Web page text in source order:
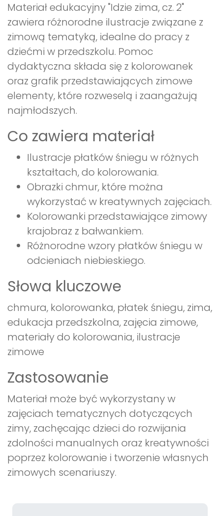
Materiał edukacyjny "Idzie zima, cz. 2"
zawiera różnorodne ilustracje związane z
zimową tematyką, idealne do pracy z
dziećmi w przedszkolu. Pomoc
dydaktyczna składa się z kolorowanek
oraz grafik przedstawiających zimowe
elementy, które rozweselą i zaangażują
najmłodszych.
Co zawiera materiał
Ilustracje płatków śniegu w różnych
kształtach, do kolorowania.
Obrazki chmur, które można
wykorzystać w kreatywnych zajęciach.
Kolorowanki przedstawiające zimowy
krajobraz z bałwankiem.
Różnorodne wzory płatków śniegu w
odcieniach niebieskiego.
Słowa kluczowe
chmura, kolorowanka, płatek śniegu, zima,
edukacja przedszkolna, zajęcia zimowe,
materiały do kolorowania, ilustracje
zimowe
Zastosowanie
Materiał może być wykorzystany w
zajęciach tematycznych dotyczących
zimy, zachęcając dzieci do rozwijania
zdolności manualnych oraz kreatywności
poprzez kolorowanie i tworzenie własnych
zimowych scenariuszy.